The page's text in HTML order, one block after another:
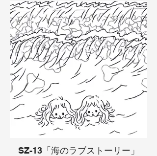
イラスト：TAMAYA
お花畑にはチョウチョが飛んでいまし
た。チョウチョは花の蜜が吸いたかった
ので、口を伸ばして蜜を吸いました。蜜
を吸うとチョウチョは体が大きくなりま
した。チョウチョは旅に出る事にし、南
米のお花畑を探す事にしました。チョウ
チョは鳥の背中に乗って出発すると、あ
る島に到着しました。島に着くと２人は
夕陽に向かって走り出し、そのまま宇宙
まで行ってしまいました。そこでロケッ
トを探していると、２人は隕石にぶつか
って、死んでしまいました。すると、２
人は花柄の星になって生き返り、その星
に向かって別のチョウチョが蜜を吸いに
やってきましたが、宇宙に突然現れたお
化けにびっくりして、昇天してしまいま
した。
SZ-13「海のラブストーリー」